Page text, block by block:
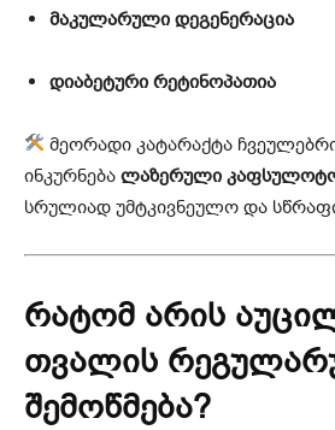
მაკულარული დეგენერაცია
დიაბეტური რეტინოპათია
მეორადი კატარაქტა
ინკურნება ლაზერული
სრულიად უმტკივნეულო და
რატომ არის
თვალის
შემოწმება?